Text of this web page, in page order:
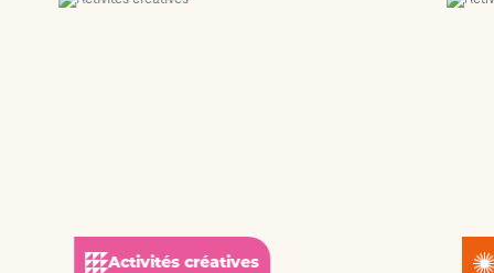
Activités créatives